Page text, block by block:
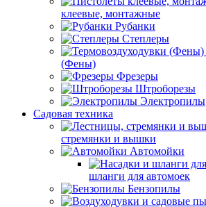
клеевые, монтажные
Рубанки
Степлеры
(Фены)
Фрезеры
Штроборезы
Электропилы
Садовая техника
стремянки и вышки
Автомойки
шланги для автомоек
Бензопилы